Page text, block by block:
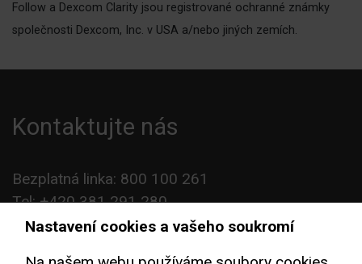
Follow a Dexcom Clarity jsou registrované ochranné známky
společnosti Dexcom, Inc. v USA a/nebo jiných zemích.
Kontaktujte nás
Bezplatná linka: 800 100 261
Tel: +420 381 291 280
Fax: +420 381 291 282
Nastavení cookies a vašeho soukromí